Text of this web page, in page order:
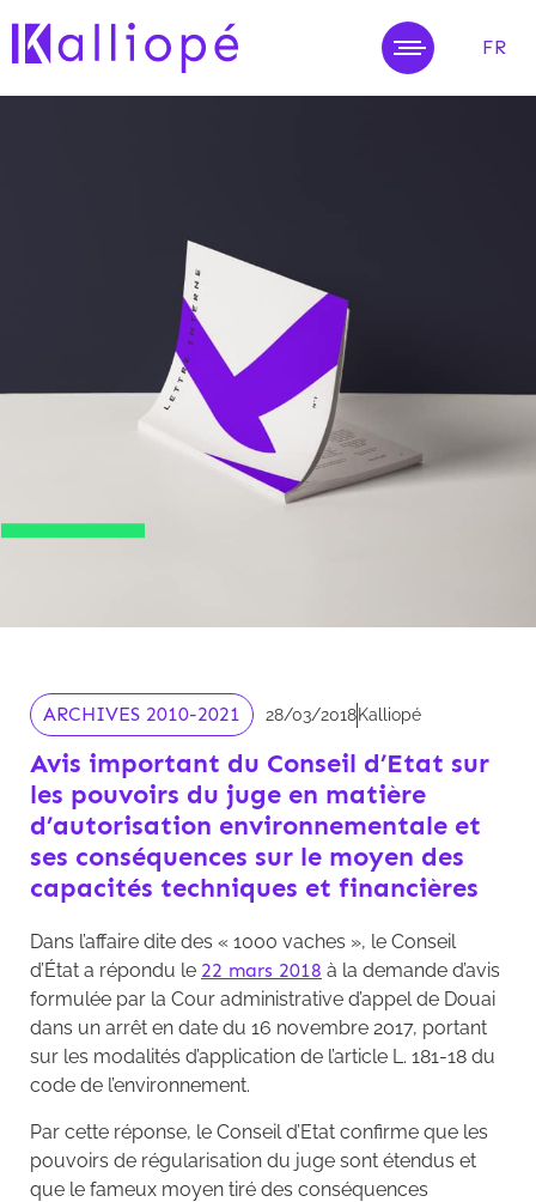
FR
ARCHIVES 2010-2021 28/03/2018Kalliopé
Avis important du Conseil d’Etat sur
les pouvoirs du juge en matière
d’autorisation environnementale et
ses conséquences sur le moyen des
capacités techniques et financières
Dans l’affaire dite des « 1000 vaches », le Conseil
d’État a répondu le 22 mars 2018 à la demande d’avis
formulée par la Cour administrative d’appel de Douai
dans un arrêt en date du 16 novembre 2017, portant
sur les modalités d’application de l’article L. 181-18 du
code de l’environnement.
Par cette réponse, le Conseil d’Etat confirme que les
pouvoirs de régularisation du juge sont étendus et
que le fameux moyen tiré des conséquences